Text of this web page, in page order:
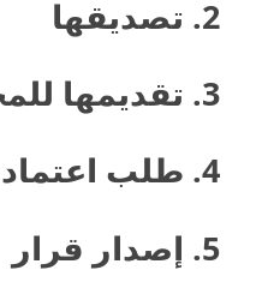
2. تصديقها
3. تقديمها للمحكمة
4. طلب اعتمادها
5. إصدار قرار